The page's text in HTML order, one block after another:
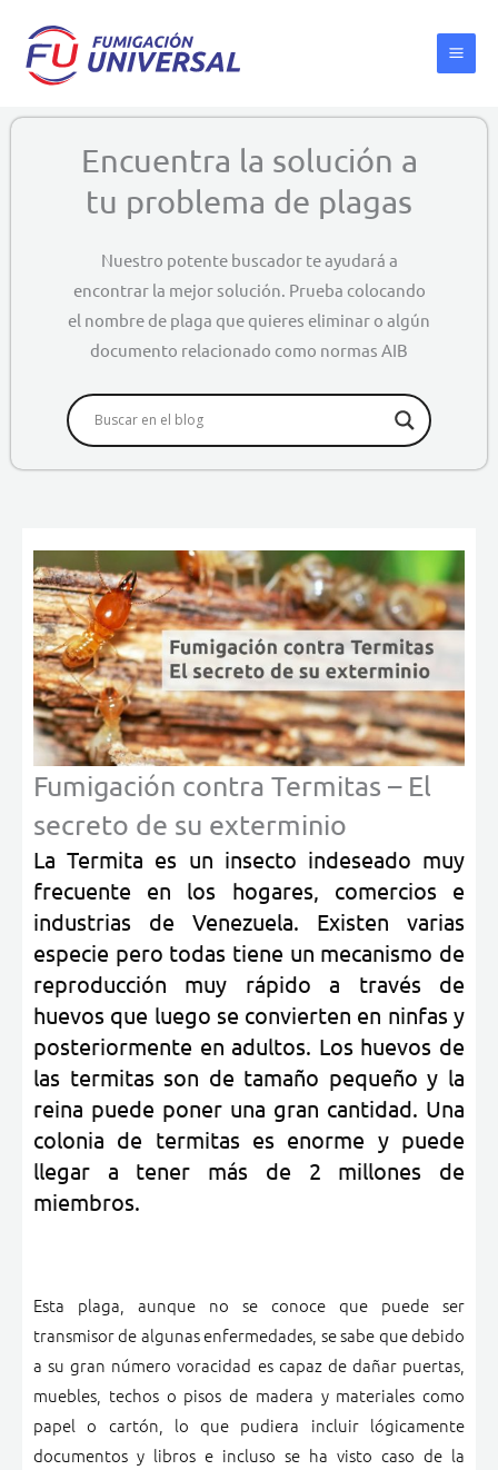
contenido
Encuentra la solución a
tu problema de plagas
Nuestro potente buscador te ayudará a
encontrar la mejor solución. Prueba colocando
el nombre de plaga que quieres eliminar o algún
documento relacionado como normas AIB
Fumigación contra Termitas – El
secreto de su exterminio
La Termita es un insecto indeseado muy
frecuente en los hogares, comercios e
industrias de Venezuela. Existen varias
especie pero todas tiene un mecanismo de
reproducción muy rápido a través de
huevos que luego se convierten en ninfas y
posteriormente en adultos. Los huevos de
las termitas son de tamaño pequeño y la
reina puede poner una gran cantidad. Una
colonia de termitas es enorme y puede
llegar a tener más de 2 millones de
miembros.
Esta plaga, aunque no se conoce que puede ser
transmisor de algunas enfermedades, se sabe que debido
a su gran número voracidad es capaz de dañar puertas,
muebles, techos o pisos de madera y materiales como
papel o cartón, lo que pudiera incluir lógicamente
documentos y libros e incluso se ha visto caso de la